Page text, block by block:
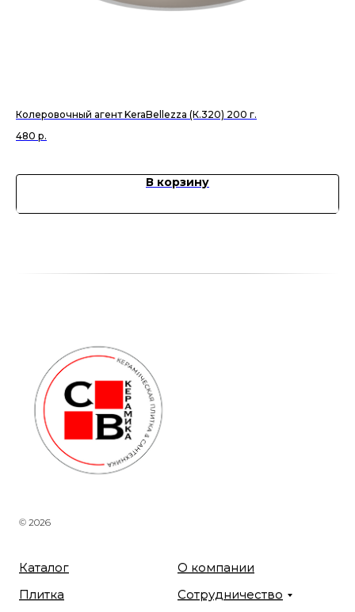
Колеровочный агент KeraBellezza (К.320) 200 г.
480 р.
В корзину
© 2026
Каталог
Плитка
О компании
Сотрудничество